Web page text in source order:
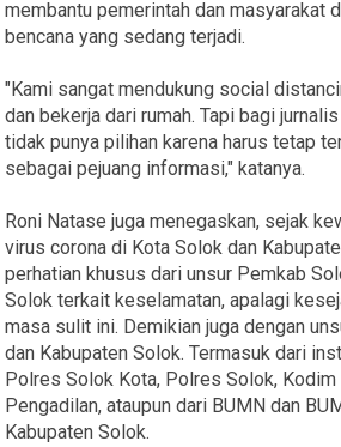
membantu pemerintah dan masyarakat
bencana yang sedang terjadi.
"Kami sangat mendukung social
dan bekerja dari rumah. Tapi bagi
tidak punya pilihan karena harus tetap
sebagai pejuang informasi," katanya.
Roni Natase juga menegaskan, sejak
virus corona di Kota Solok dan
perhatian khusus dari unsur Pemkab
Solok terkait keselamatan, apalagi
masa sulit ini. Demikian juga dengan
dan Kabupaten Solok. Termasuk dari
Polres Solok Kota, Polres Solok,
Pengadilan, ataupun dari BUMN dan
Kabupaten Solok.